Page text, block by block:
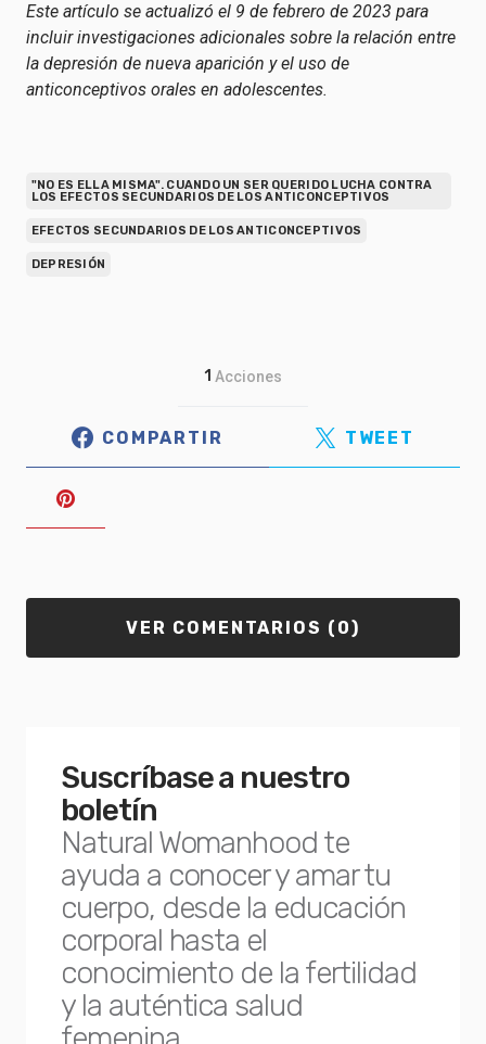
Este artículo se actualizó el 9 de febrero de 2023 para
incluir investigaciones adicionales sobre la relación entre
la depresión de nueva aparición y el uso de
anticonceptivos orales en adolescentes.
"NO ES ELLA MISMA". CUANDO UN SER QUERIDO LUCHA CONTRA
LOS EFECTOS SECUNDARIOS DE LOS ANTICONCEPTIVOS
EFECTOS SECUNDARIOS DE LOS ANTICONCEPTIVOS
DEPRESIÓN
1 Acciones
COMPARTIR TWEET
VER COMENTARIOS (0)
Suscríbase a nuestro
boletín
Natural Womanhood te
ayuda a conocer y amar tu
cuerpo, desde la educación
corporal hasta el
conocimiento de la fertilidad
y la auténtica salud